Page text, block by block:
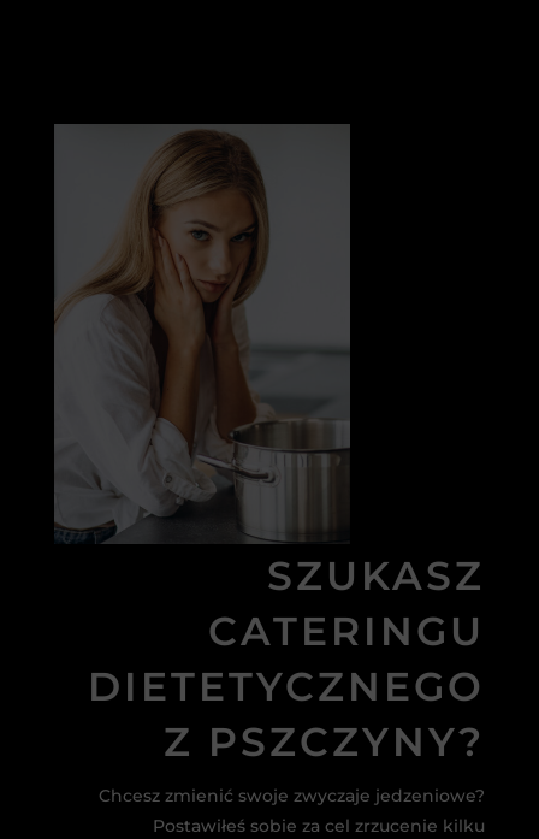
SZUKASZ
CATERINGU
DIETETYCZNEGO
Z PSZCZYNY?
Chcesz zmienić swoje zwyczaje jedzeniowe?
Postawiłeś sobie za cel zrzucenie kilku